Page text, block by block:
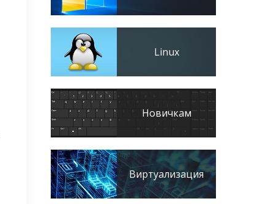
Linux
Новичкам
Виртуализация